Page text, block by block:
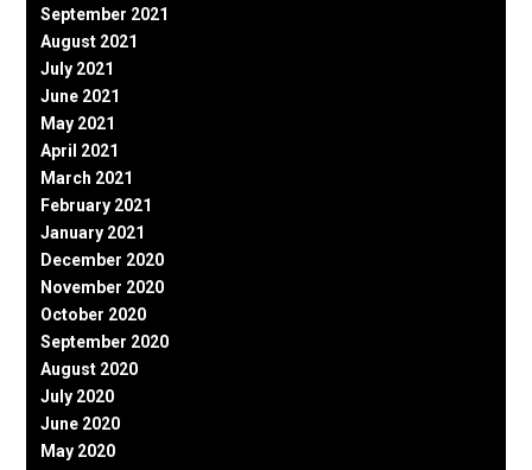
September 2021
August 2021
July 2021
June 2021
May 2021
April 2021
March 2021
February 2021
January 2021
December 2020
November 2020
October 2020
September 2020
August 2020
July 2020
June 2020
May 2020